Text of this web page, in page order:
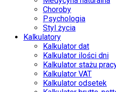
Choroby
Psychologia
Styl życia
Kalkulatory
Kalkulator dat
Kalkulator ilości dni
Kalkulator stażu
Kalkulator VAT
Kalkulator odsetek